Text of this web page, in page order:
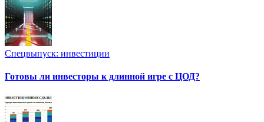
Спецвыпуск: инвестиции
Готовы ли инвесторы к длинной игре с ЦОД?